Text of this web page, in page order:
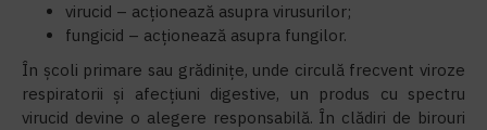
virucid – acționează asupra virusurilor;
fungicid – acționează asupra fungilor.
În școli primare sau grădinițe, unde circulă frecvent viroze
respiratorii și afecțiuni digestive, un produs cu spectru
virucid devine o alegere responsabilă. În clădiri de birouri